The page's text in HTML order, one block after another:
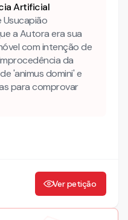
Artificial
Usucapião
a Autora era sua
com intenção de
da
'animus domini' e
para comprovar
Ver petição